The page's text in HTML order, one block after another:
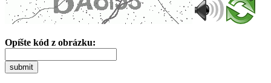
Opíšte kód z obrázku:
submit